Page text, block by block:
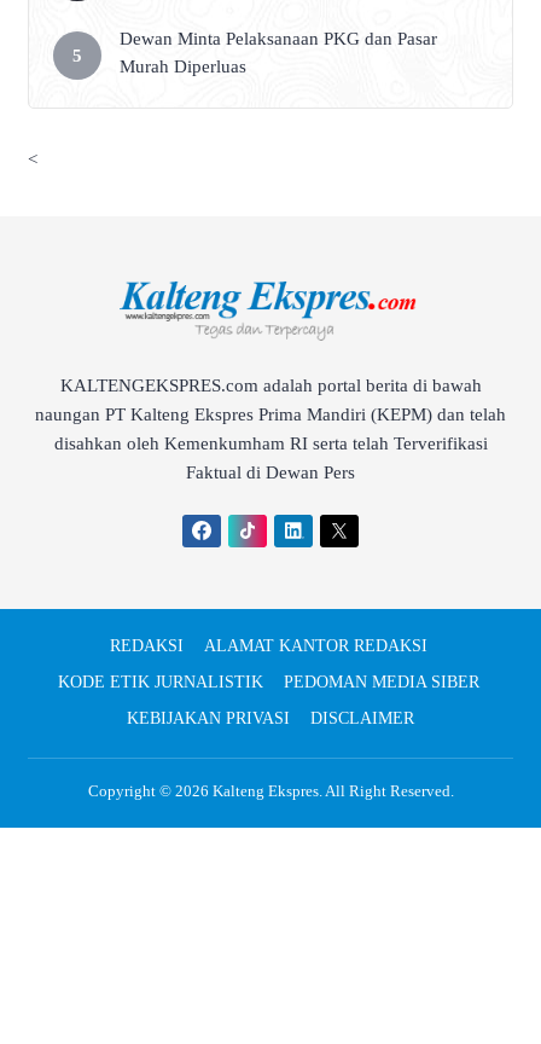
Dewan Minta Pelaksanaan PKG dan Pasar
Murah Diperluas
<
KALTENGEKSPRES.com adalah portal berita di bawah
naungan PT Kalteng Ekspres Prima Mandiri (KEPM) dan telah
disahkan oleh Kemenkumham RI serta telah Terverifikasi
Faktual di Dewan Pers
REDAKSI
ALAMAT KANTOR REDAKSI
KODE ETIK JURNALISTIK
PEDOMAN MEDIA SIBER
KEBIJAKAN PRIVASI
DISCLAIMER
Copyright © 2026 Kalteng Ekspres. All Right Reserved.